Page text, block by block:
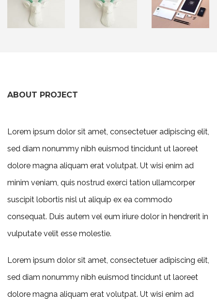
ABOUT PROJECT
Lorem ipsum dolor sit amet, consectetuer adipiscing elit,
sed diam nonummy nibh euismod tincidunt ut laoreet
dolore magna aliquam erat volutpat. Ut wisi enim ad
minim veniam, quis nostrud exerci tation ullamcorper
suscipit lobortis nisl ut aliquip ex ea commodo
consequat. Duis autem vel eum iriure dolor in hendrerit in
vulputate velit esse molestie.
Lorem ipsum dolor sit amet, consectetuer adipiscing elit,
sed diam nonummy nibh euismod tincidunt ut laoreet
dolore magna aliquam erat volutpat. Ut wisi enim ad